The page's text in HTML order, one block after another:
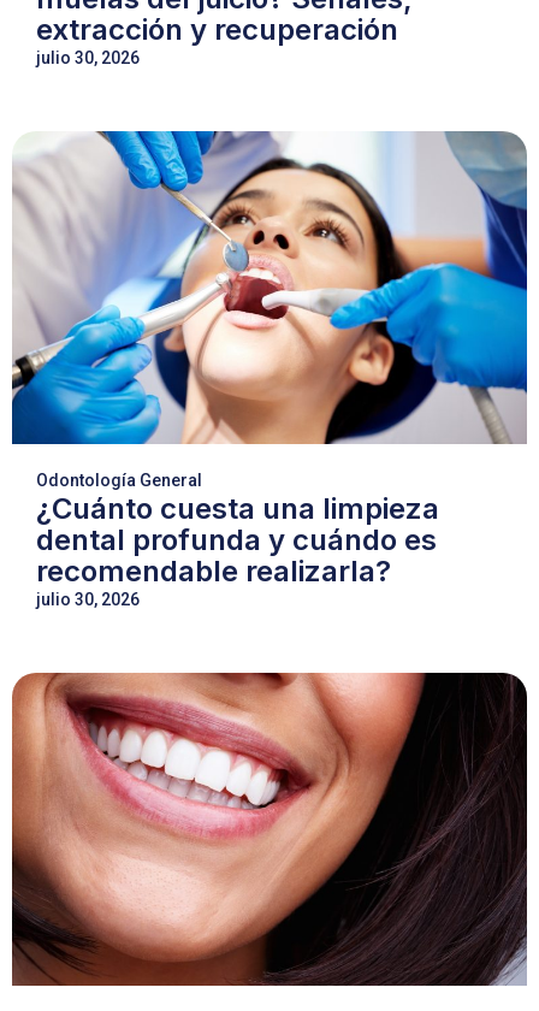
extracción y recuperación
julio 30, 2026
Odontología General
¿Cuánto cuesta una limpieza
dental profunda y cuándo es
recomendable realizarla?
julio 30, 2026